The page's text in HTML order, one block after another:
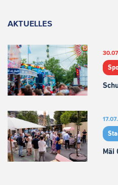
AKTUELLES
Mäi